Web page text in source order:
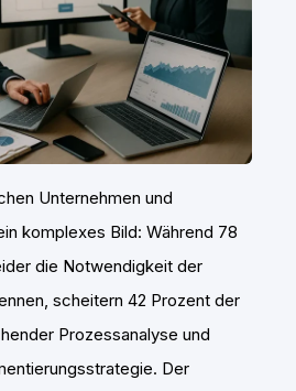
Unternehmen und
komplexes Bild: Während 78
die Notwendigkeit der
scheitern 42 Prozent der
Prozessanalyse und
Der